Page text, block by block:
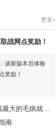
更多»
战网点奖励！
谈新版本后体验
奖励！
最大的毛病就…
南